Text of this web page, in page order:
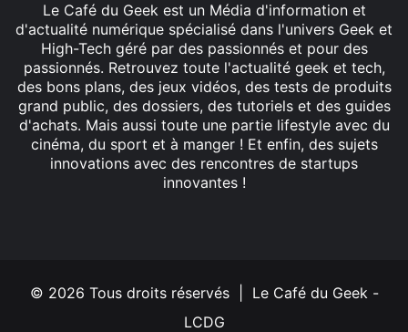
Le Café du Geek est un Média d'information et
d'actualité numérique spécialisé dans l'univers Geek et
High-Tech géré par des passionnés et pour des
passionnés. Retrouvez toute l'actualité geek et tech,
des bons plans, des jeux vidéos, des tests de produits
grand public, des dossiers, des tutoriels et des guides
d'achats. Mais aussi toute une partie lifestyle avec du
cinéma, du sport et à manger ! Et enfin, des sujets
innovations avec des rencontres de startups
innovantes !
© 2026 Tous droits réservés | Le Café du Geek -
LCDG